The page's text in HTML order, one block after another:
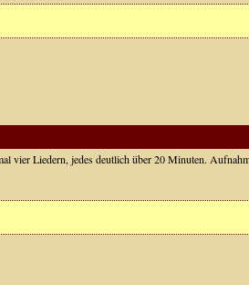
vier Liedern, jedes deutlich über 20 Minuten.